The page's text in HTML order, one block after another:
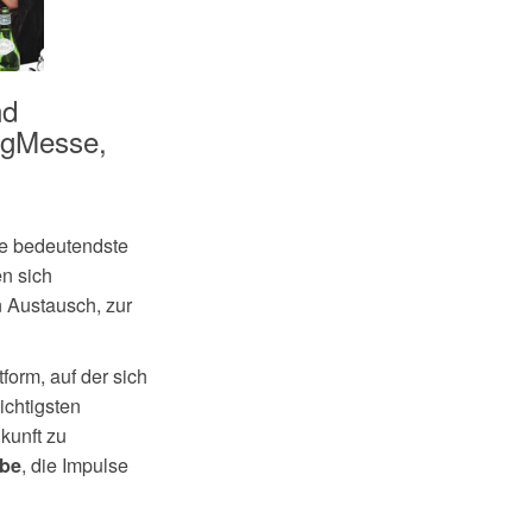
bedeutendste
sich
zur
auf der sich
zu
, die Impulse